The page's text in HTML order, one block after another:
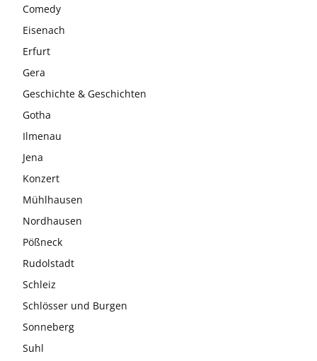
Comedy
Eisenach
Erfurt
Gera
Geschichte & Geschichten
Gotha
Ilmenau
Jena
Konzert
Mühlhausen
Nordhausen
Pößneck
Rudolstadt
Schleiz
Schlösser und Burgen
Sonneberg
Suhl